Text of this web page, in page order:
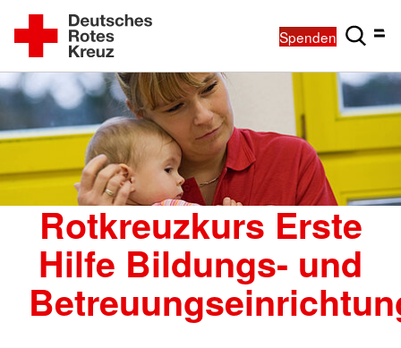
Spenden
Rotkreuzkurs Erste
Hilfe Bildungs- und